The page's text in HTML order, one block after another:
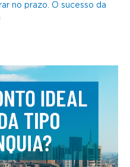
no prazo. O sucesso da